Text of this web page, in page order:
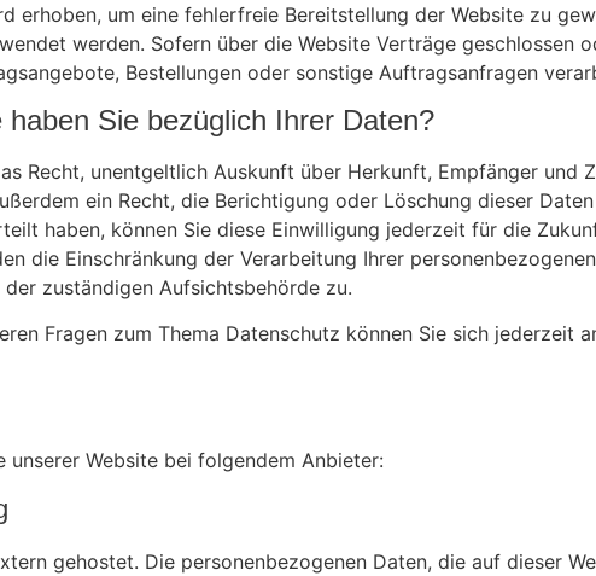
erhoben, um eine fehlerfreie Bereitstellung der Website zu
werden. Sofern über die Website Verträge geschlossen
Bestellungen oder sonstige Auftragsanfragen
Sie bezüglich Ihrer Daten?
Recht, unentgeltlich Auskunft über Herkunft, Empfänger und
ein Recht, die Berichtigung oder Löschung dieser
haben, können Sie diese Einwilligung jederzeit für die
die Einschränkung der Verarbeitung Ihrer
zuständigen Aufsichtsbehörde zu.
Fragen zum Thema Datenschutz können Sie sich jederzeit
unserer Website bei folgendem Anbieter:
gehostet. Die personenbezogenen Daten, die auf dieser